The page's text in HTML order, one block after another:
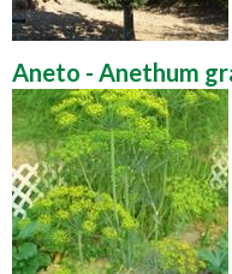
Aneto - Anethum